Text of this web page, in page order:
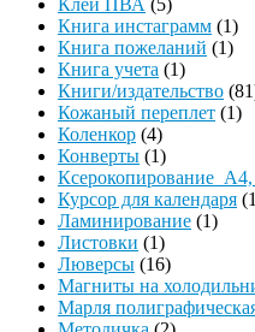
Клей ПВА (5)
Книга инстаграмм (1)
Книга пожеланий (1)
Книга учета (1)
Книги/издательство
Кожаный переплет (1)
Коленкор (4)
Конверты (1)
Ксерокопирование
Курсор для календаря
Ламинирование (1)
Листовки (1)
Люверсы (16)
Магниты на
Марля